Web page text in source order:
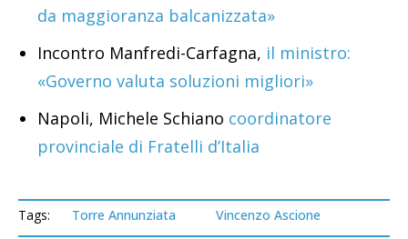
da maggioranza balcanizzata»
Incontro Manfredi-Carfagna, il ministro:
«Governo valuta soluzioni migliori»
Napoli, Michele Schiano coordinatore
provinciale di Fratelli d’Italia
Tags: Torre Annunziata Vincenzo Ascione